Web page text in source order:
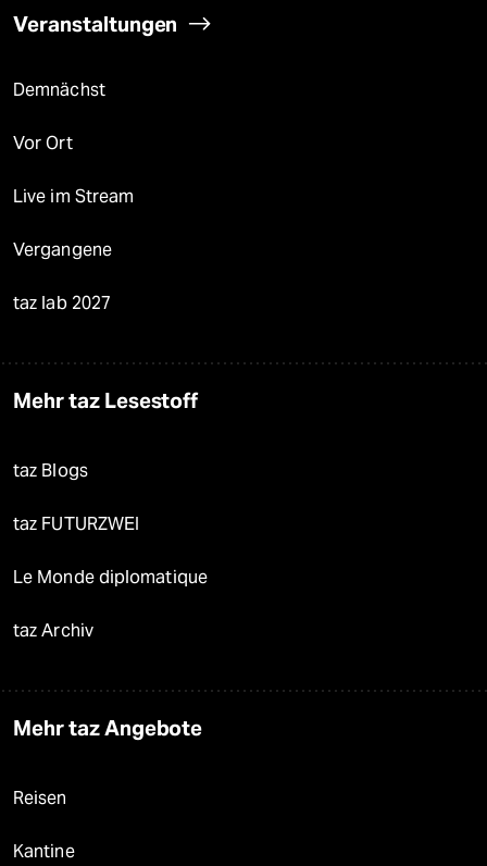
Veranstaltungen
Demnächst
Vor Ort
Live im Stream
Vergangene
taz lab 2027
Mehr taz Lesestoff
taz Blogs
taz FUTURZWEI
Le Monde diplomatique
taz Archiv
Mehr taz Angebote
Reisen
Kantine